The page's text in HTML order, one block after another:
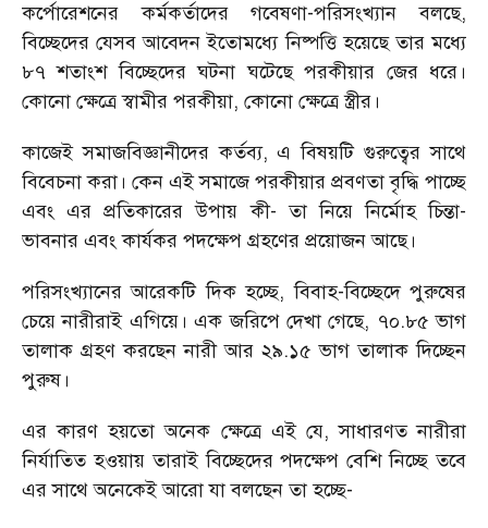
কর্পোরেশনের কর্মকর্তাদের গবেষণা-পরিসংখ্যান বলছে,
বিচ্ছেদের যেসব আবেদন ইতোমধ্যে নিষ্পত্তি হয়েছে তার মধ্যে
৮৭ শতাংশ বিচ্ছেদের ঘটনা ঘটেছে পরকীয়ার জের ধরে।
কোনো ক্ষেত্রে স্বামীর পরকীয়া, কোনো ক্ষেত্রে স্ত্রীর।
কাজেই সমাজবিজ্ঞানীদের কর্তব্য, এ বিষয়টি গুরুত্বের সাথে
বিবেচনা করা। কেন এই সমাজে পরকীয়ার প্রবণতা বৃদ্ধি পাচ্ছে
এবং এর প্রতিকারের উপায় কী- তা নিয়ে নির্মোহ চিন্তা-
ভাবনার এবং কার্যকর পদক্ষেপ গ্রহণের প্রয়োজন আছে।
পরিসংখ্যানের আরেকটি দিক হচ্ছে, বিবাহ-বিচ্ছেদে পুরুষের
চেয়ে নারীরাই এগিয়ে। এক জরিপে দেখা গেছে, ৭০.৮৫ ভাগ
তালাক গ্রহণ করছেন নারী আর ২৯.১৫ ভাগ তালাক দিচ্ছেন
পুরুষ।
এর কারণ হয়তো অনেক ক্ষেত্রে এই যে, সাধারণত নারীরা
নির্যাতিত হওয়ায় তারাই বিচ্ছেদের পদক্ষেপ বেশি নিচ্ছে তবে
এর সাথে অনেকেই আরো যা বলছেন তা হচ্ছে-